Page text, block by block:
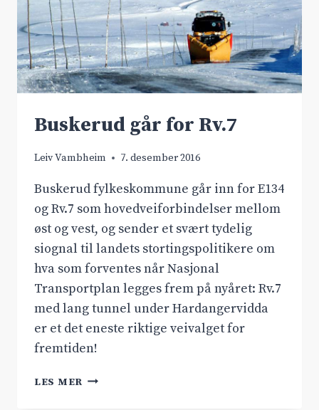
Buskerud går for Rv.7
Leiv Vambheim 7. desember 2016
Buskerud fylkeskommune går inn for E134
og Rv.7 som hovedveiforbindelser mellom
øst og vest, og sender et svært tydelig
siognal til landets stortingspolitikere om
hva som forventes når Nasjonal
Transportplan legges frem på nyåret: Rv.7
med lang tunnel under Hardangervidda
er et det eneste riktige veivalget for
fremtiden!
LES MER BUSKERUD